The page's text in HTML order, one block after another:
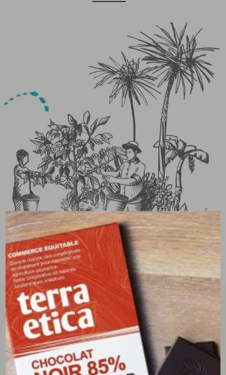
tous les avis clients
3.67/5
(3 avis)
écrire un avis
Avis